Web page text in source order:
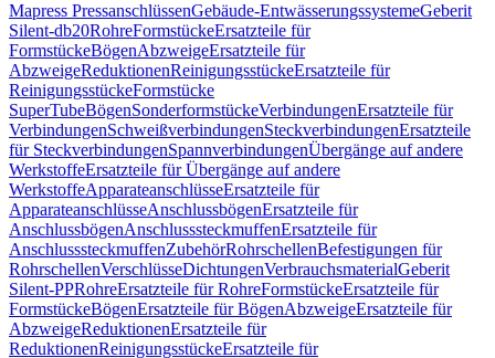
Mapress PressanschlüssenGebäude-EntwässerungssystemeGeberit
Silent-db20RohreFormstückeErsatzteile für
FormstückeBögenAbzweigeErsatzteile für
AbzweigeReduktionenReinigungsstückeErsatzteile für
ReinigungsstückeFormstücke
SuperTubeBögenSonderformstückeVerbindungenErsatzteile für
VerbindungenSchweißverbindungenSteckverbindungenErsatzteile
für SteckverbindungenSpannverbindungenÜbergänge auf andere
WerkstoffeErsatzteile für Übergänge auf andere
WerkstoffeApparateanschlüsseErsatzteile für
ApparateanschlüsseAnschlussbögenErsatzteile für
AnschlussbögenAnschlusssteckmuffenErsatzteile für
AnschlusssteckmuffenZubehörRohrschellenBefestigungen für
RohrschellenVerschlüsseDichtungenVerbrauchsmaterialGeberit
Silent-PPRohreErsatzteile für RohreFormstückeErsatzteile für
FormstückeBögenErsatzteile für BögenAbzweigeErsatzteile für
AbzweigeReduktionenErsatzteile für
ReduktionenReinigungsstückeErsatzteile für